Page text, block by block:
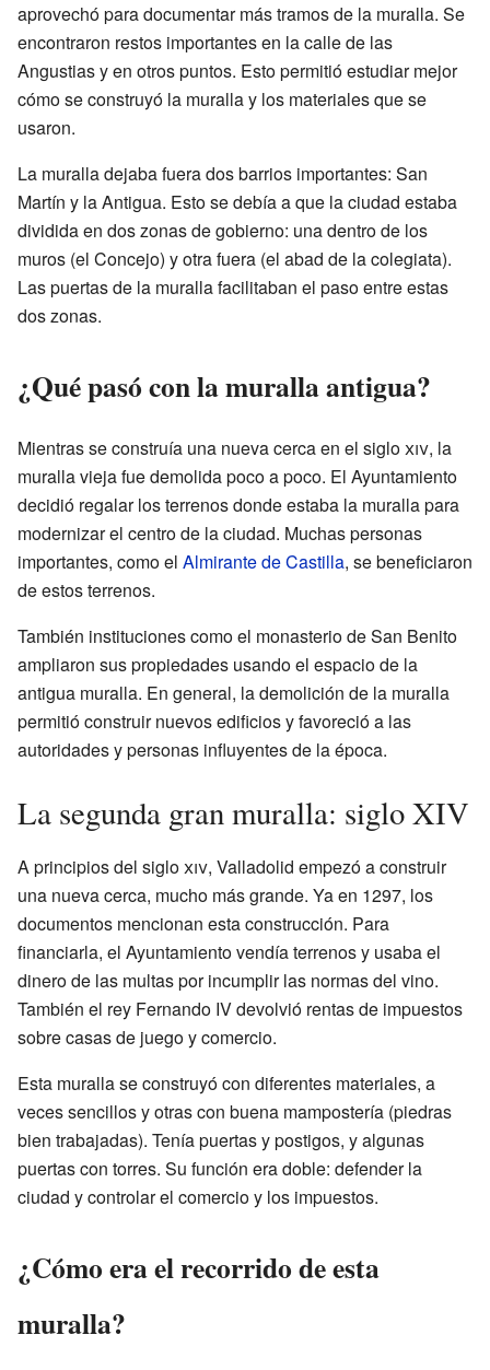
aprovechó para documentar más tramos de la muralla. Se
encontraron restos importantes en la calle de las
Angustias y en otros puntos. Esto permitió estudiar mejor
cómo se construyó la muralla y los materiales que se
usaron.
La muralla dejaba fuera dos barrios importantes: San
Martín y la Antigua. Esto se debía a que la ciudad estaba
dividida en dos zonas de gobierno: una dentro de los
muros (el Concejo) y otra fuera (el abad de la colegiata).
Las puertas de la muralla facilitaban el paso entre estas
dos zonas.
¿Qué pasó con la muralla antigua?
Mientras se construía una nueva cerca en el sigloxiv, la
muralla vieja fue demolida poco a poco. El Ayuntamiento
decidió regalar los terrenos donde estaba la muralla para
modernizar el centro de la ciudad. Muchas personas
importantes, como el Almirante de Castilla, se beneficiaron
de estos terrenos.
También instituciones como el monasterio de San Benito
ampliaron sus propiedades usando el espacio de la
antigua muralla. En general, la demolición de la muralla
permitió construir nuevos edificios y favoreció a las
autoridades y personas influyentes de la época.
La segunda gran muralla: siglo XIV
A principios del sigloxiv, Valladolid empezó a construir
una nueva cerca, mucho más grande. Ya en 1297, los
documentos mencionan esta construcción. Para
financiarla, el Ayuntamiento vendía terrenos y usaba el
dinero de las multas por incumplir las normas del vino.
También el rey Fernando IV devolvió rentas de impuestos
sobre casas de juego y comercio.
Esta muralla se construyó con diferentes materiales, a
veces sencillos y otras con buena mampostería (piedras
bien trabajadas). Tenía puertas y postigos, y algunas
puertas con torres. Su función era doble: defender la
ciudad y controlar el comercio y los impuestos.
¿Cómo era el recorrido de esta
muralla?